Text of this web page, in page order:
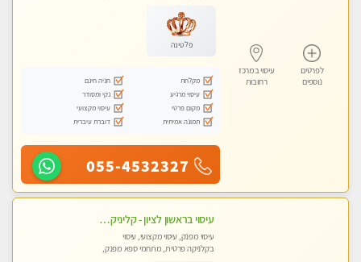
לפרטים
נוספים
עיסוי במרכז
רחובות
פלטינה
מקלחת
חניה חינם
עיסוי מרגיע
נקי ומסודר
מקום פרטי
עיסוי מקצועי
תמונה אמיתית
דוברת עיברית
055-4532327
עיסוי בראשון לציון - קליניקה פרטית עיסוי קסום איכותי ומרגיע מידי זהב עיסוי שבדי קלאסי ורפלקסולוגיה שרות מקצועי טל- 052-4818650
עיסוי מפנק, עיסוי מקצועי, עיסוי
בקלניקה פרטית, מתחמי ספא מפנק,